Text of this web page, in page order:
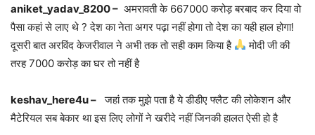
aniket_yadav_8200 – अमरावती के 667000 करोड़ बरबाद कर दिया वो
पैसा कहां से लाए थे ? देश का नेता अगर पढ़ा नहीं होगा तो देश का यही हाल होगा!
दूसरी बात अरविंद केजरीवाल ने अभी तक तो सही काम किया है
मोदी जी की
तरह 7000 करोड़ का घर तो नहीं है
keshav_here4u – जहां तक मुझे पता है ये डीडीए फ्लैट की लोकेशन और
मैटेरियल सब बेकार था इस लिए लोगों ने खरीदे नहीं जिनकी हालत ऐसी हो है